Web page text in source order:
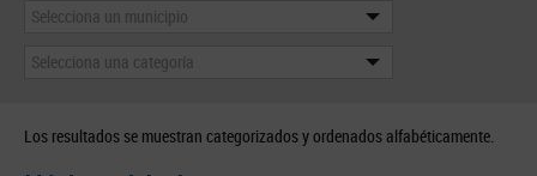
Selecciona un municipio
Selecciona una categoría
Los resultados se muestran categorizados y ordenados alfabéticamente.